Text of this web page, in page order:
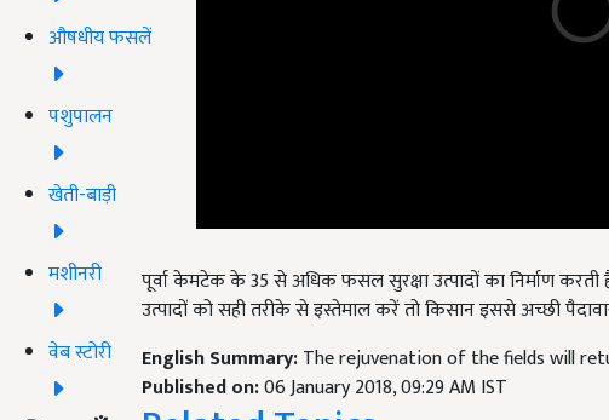
औषधीय फसलें
पशुपालन
खेती-बाड़ी
मशीनरी
वेब स्टोरी
पूर्वा केमटेक के 35 से अधिक फसल सुरक्षा उत्पादों का निर्माण
उत्पादों को सही तरीके से इस्तेमाल करें तो किसान इससे अच्छी
English Summary:The rejuvenation of the fields will
Published on:06 January 2018, 09:29 AM IST